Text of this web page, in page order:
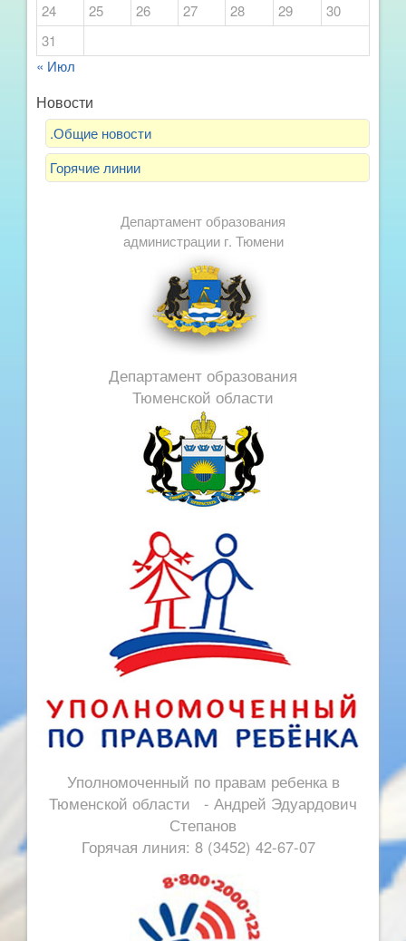
24
25 26 27 28 29
30
31
« Июл
Новости
.Общие новости
Горячие линии
Департамент образования
администрации г. Тюмени
Департамент образования
Тюменской области
Уполномоченный по правам ребенка в
Тюменской области - Андрей Эдуардович
Степанов
Горячая линия: 8 (3452) 42-67-07